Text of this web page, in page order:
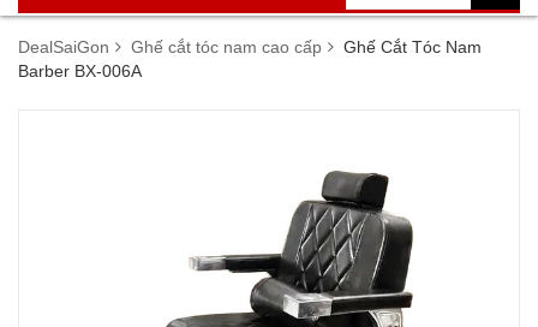
DealSaiGon Ghế cắt tóc nam cao cấp
Ghế Cắt Tóc Nam
Barber BX-006A